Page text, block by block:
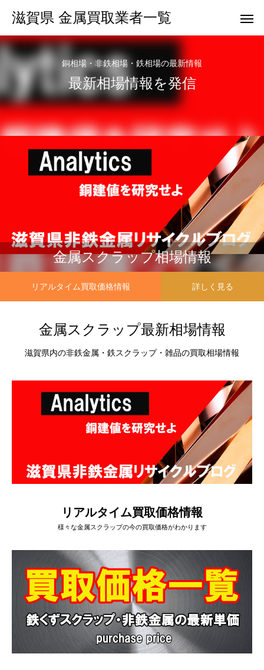
滋賀県 金属買取業者一覧
地域検索
地域検索
銅相場・非鉄相場・鉄相場の最新情報
最新相場情報を発信
金属スクラップ相場情報
リアルタイム買取価格情報 詳しく見る
金属スクラップ最新相場情報
滋賀県内の非鉄金属・鉄スクラップ・雑品の買取相場情報
リアルタイム買取価格情報
様々な金属スクラップの今の買取価格がわかります